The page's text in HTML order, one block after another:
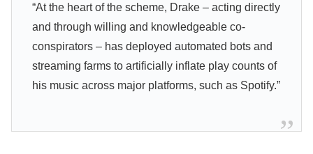
“At the heart of the scheme, Drake – acting directly
and through willing and knowledgeable co-
conspirators – has deployed automated bots and
streaming farms to artificially inflate play counts of
his music across major platforms, such as Spotify.”